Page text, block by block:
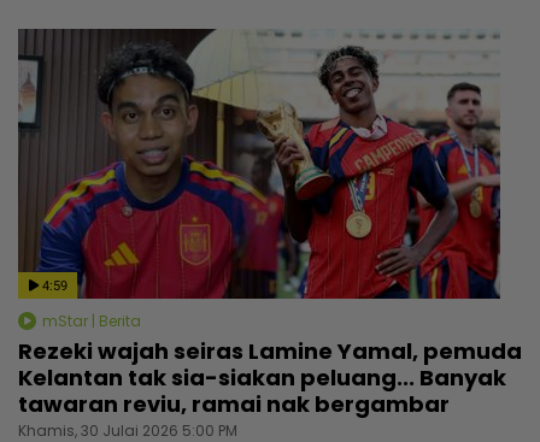
4:59
mStar | Berita
Rezeki wajah seiras Lamine Yamal, pemuda
Kelantan tak sia-siakan peluang... Banyak
tawaran reviu, ramai nak bergambar
Khamis, 30 Julai 2026 5:00 PM